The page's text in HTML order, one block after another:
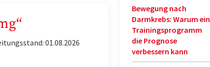
01.08.2026
Bewegung nach
Darmkrebs: Warum ein
Trainingsprogramm
die Prognose
verbessern kann